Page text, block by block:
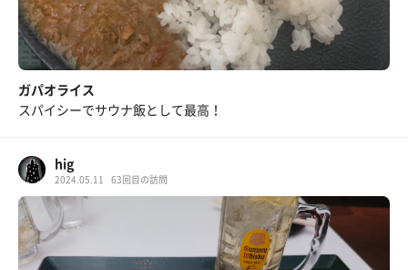
ガパオライス
スパイシーでサウナ飯として最高！
hig
2024.05.11 63回目の訪問